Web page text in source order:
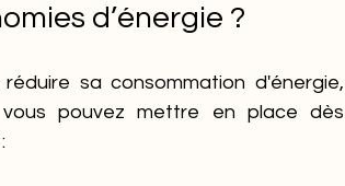
d’énergie ?
sa consommation d'énergie,
pouvez mettre en place dès